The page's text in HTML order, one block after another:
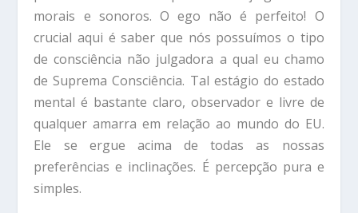
morais e sonoros. O ego não é perfeito! O
crucial aqui é saber que nós possuímos o tipo
de consciência não julgadora a qual eu chamo
de Suprema Consciência. Tal estágio do estado
mental é bastante claro, observador e livre de
qualquer amarra em relação ao mundo do EU.
Ele se ergue acima de todas as nossas
preferências e inclinações. É percepção pura e
simples.